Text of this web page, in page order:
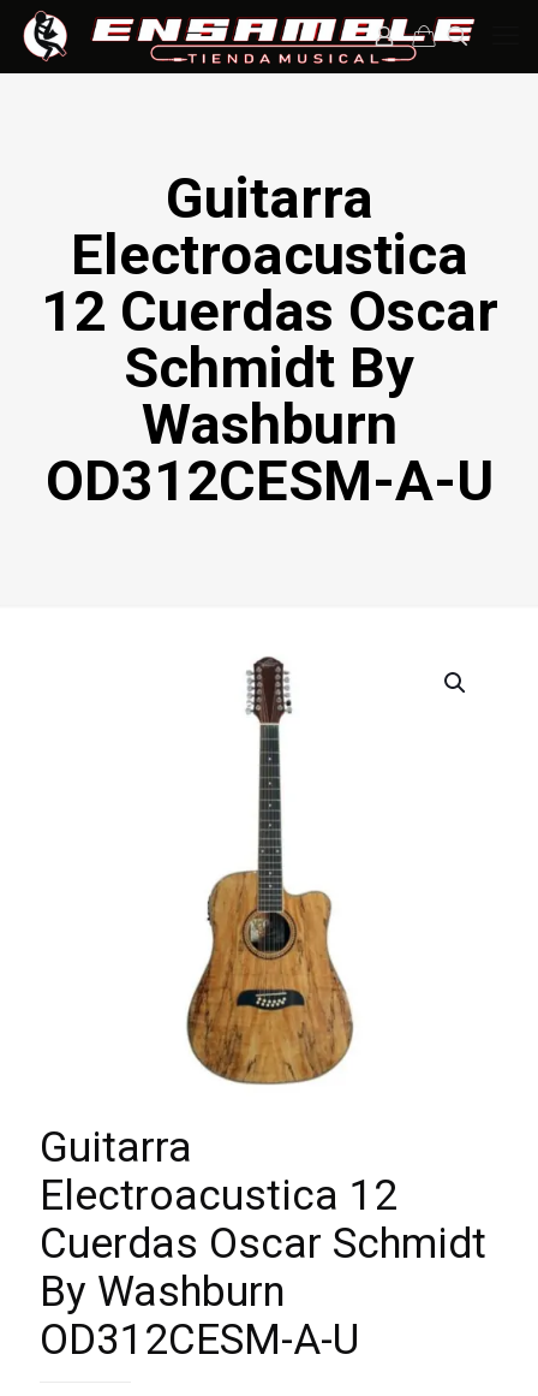
Guitarra
Electroacustica
12 Cuerdas Oscar
Schmidt By
Washburn
OD312CESM-A-U
Guitarra
Electroacustica 12
Cuerdas Oscar Schmidt
By Washburn
OD312CESM-A-U